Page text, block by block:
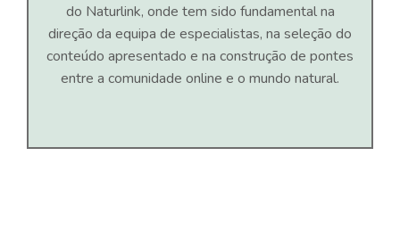
do Naturlink, onde tem sido fundamental na
direção da equipa de especialistas, na seleção do
conteúdo apresentado e na construção de pontes
entre a comunidade online e o mundo natural.